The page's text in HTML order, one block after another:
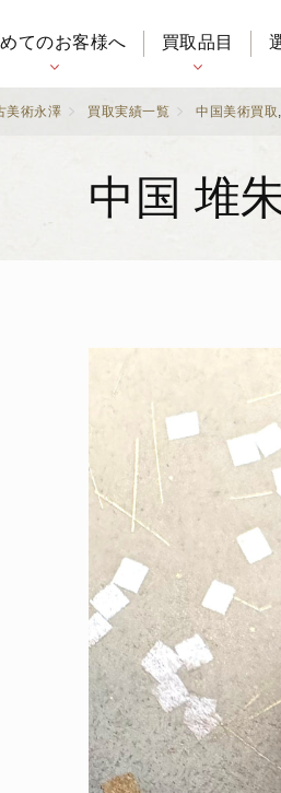
てのお客様へ 買取品目
美術永澤 買取実績一覧 中国美術買取
中国 堆